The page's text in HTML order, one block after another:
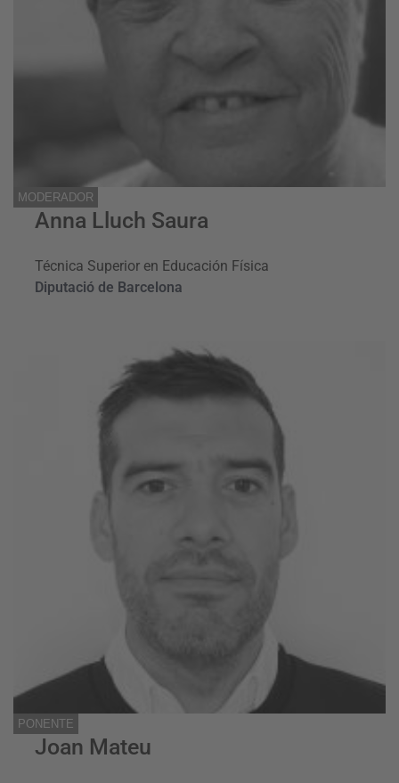
MODERADOR
Anna Lluch Saura
Técnica Superior en Educación Física
Diputació de Barcelona
PONENTE
Joan Mateu